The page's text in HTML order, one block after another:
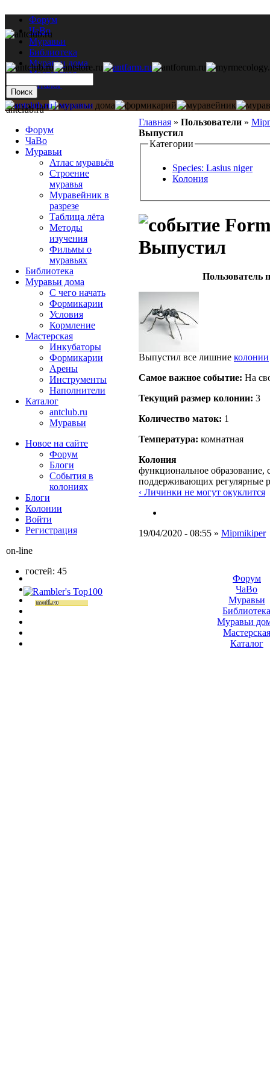
Форум
ЧаВо
Муравьи
Библиотека
Муравьи дома
Мастерская
Каталог
Главная » Пользователи »
Выпустил
Категории
Species: Lasius niger
Колония
Выпустил
Пользователь
Выпустил все лишние колонии
Самое важное событие: На
Текущий размер кoлонии: 3
Количество маток: 1
Температура: комнатная
Колония
функциональное образование,
поддерживающих регулярные
‹ Личинки не могут окуклится
19/04/2020 - 08:55 » Mipmikiper
antclub.ru
Форум
ЧаВо
Муравьи
Атлас муравьёв
Строение
муравья
Муравейник в
разрезе
Таблица лёта
Методы
изучения
Фильмы о
муравьях
Библиотека
Муравьи дома
С чего начать
Формикарии
Условия
Кормление
Мастерская
Инкубаторы
Формикарии
Арены
Инструменты
Наполнители
Каталог
antclub.ru
Муравьи
Новое на сайте
Форум
Блоги
События в
колониях
Блоги
Колонии
Войти
Peгиcтpaция
on-line
гостей: 45
Форум
ЧаВо
Муравьи
Муравьи
Мастерская
Каталог